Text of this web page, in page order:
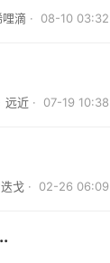
哩滴 · 08-10 03:32
远近 · 07-19 10:38
戈 · 02-26 06:09